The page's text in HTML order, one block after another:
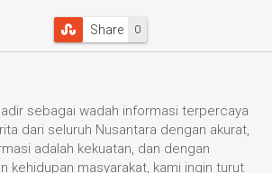
0
Share
sebagai wadah informasi terpercaya
dari seluruh Nusantara dengan akurat,
adalah kekuatan, dan dengan
kehidupan masyarakat, kami ingin turut